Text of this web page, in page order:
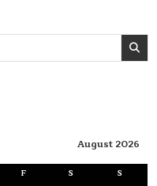
August 2026
F S S